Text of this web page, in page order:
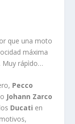
que una moto
máxima
Muy rápìdo…
Pecco
Johann Zarco
Ducati en